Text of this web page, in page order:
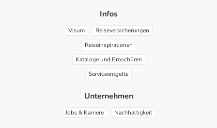
Infos
Visum
Reiseversicherungen
Reiseinspirationen
Kataloge und Broschüren
Serviceentgelte
Unternehmen
Jobs & Karriere Nachhaltigkeit